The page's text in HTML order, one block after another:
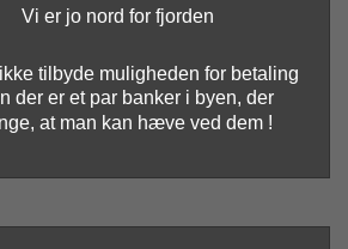
jo nord for fjorden
tilbyde muligheden for betaling
der er et par banker i byen, der
at man kan hæve ved dem !